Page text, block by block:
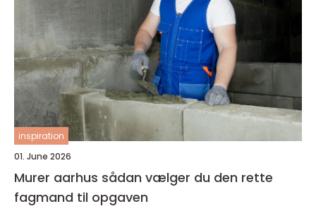
inspiration
01. June 2026
Murer aarhus sådan vælger du den rette
fagmand til opgaven